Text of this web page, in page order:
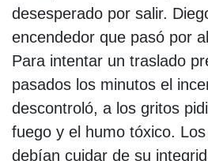
desesperado por salir.
encendedor que pasó por
Para intentar un traslado
pasados los minutos el
descontroló, a los gritos
fuego y el humo tóxico.
debían cuidar de su